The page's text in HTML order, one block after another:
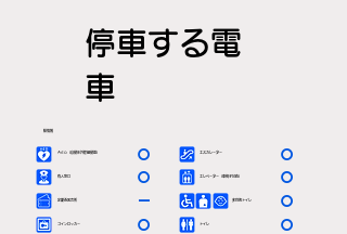
停車する電
車
駅情報
ＡＥＤ（自動体外除細動器）
有人窓口
定期券発売所
エスカレーター
エレベーター（車椅子対応）
多目的トイレ
〇
〇
－
〇
〇
〇
コインロッカー トイレ
〇 〇